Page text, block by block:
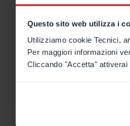
Questo sito web utilizza i
Utilizziamo cookie Tecnici,
Per maggiori informazioni
Cliccando "Accetta"